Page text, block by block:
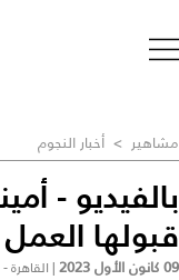
مشاهير > أخبار النجوم
بالفيديو -
قبولها
09 كانون الأول 2023 | القاهرة